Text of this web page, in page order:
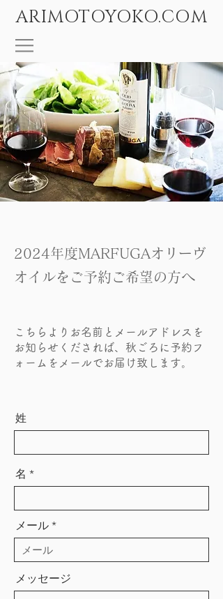
ARIMOTOYOKO.COM
2024年度MARFUGAオリーヴ
オイルをご予約ご希望の方へ
こちらよりお名前とメールアドレスを
お知らせくだされば、秋ごろに予約フ
ォームをメールでお届け致します。
姓
名
メール
メッセージ